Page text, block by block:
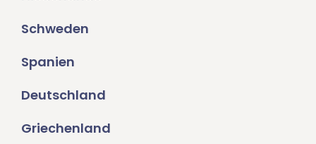
Schweden
Spanien
Deutschland
Griechenland